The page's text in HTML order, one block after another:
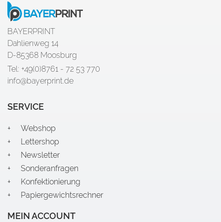
BAYERPRINT
Dahlienweg 14
D-85368 Moosburg
Tel: +49(0)8761 - 72 53 770
info@bayerprint.de
SERVICE
Webshop
Lettershop
Newsletter
Sonderanfragen
Konfektionierung
Papiergewichtsrechner
MEIN ACCOUNT